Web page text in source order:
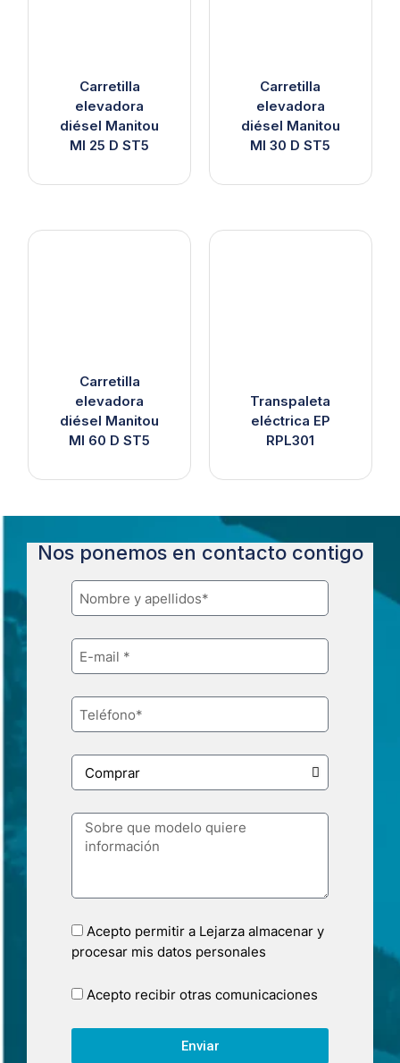
Carretilla
elevadora
diésel Manitou
MI 25 D ST5
Carretilla
elevadora
diésel Manitou
MI 30 D ST5
Carretilla
elevadora
diésel Manitou
MI 60 D ST5
Transpaleta
eléctrica EP
RPL301
Nos ponemos en contacto contigo
Acepto permitir a Lejarza almacenar y
procesar mis datos personales
Acepto recibir otras comunicaciones
Enviar